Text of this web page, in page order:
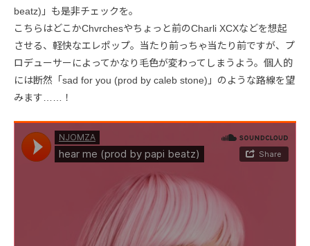
beatz)」も是非チェックを。
こちらはどこかChvrchesやちょっと前のCharli XCXなどを想起
させる、軽快なエレポップ。当たり前っちゃ当たり前ですが、プ
ロデューサーによってかなり毛色が変わってしまうよう。個人的
には断然「sad for you (prod by caleb stone)」のような路線を望
みます……！